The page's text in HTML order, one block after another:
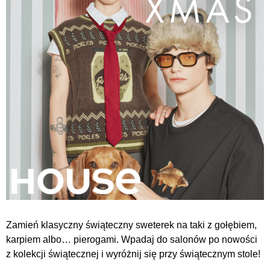
Zamień klasyczny świąteczny sweterek na taki z gołębiem,
karpiem albo… pierogami. Wpadaj do salonów po nowości
z kolekcji świątecznej i wyróżnij się przy świątecznym stole!